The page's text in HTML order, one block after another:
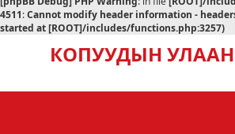
4511:Cannot modify header information -
started at [ROOT]/includes/functions.php:3257)
КОПУУДЫН